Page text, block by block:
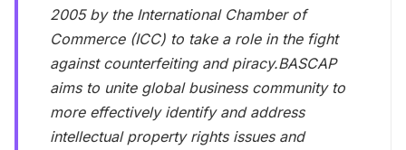
2005 by the International Chamber of
Commerce (ICC) to take a role in the fight
against counterfeiting and piracy.BASCAP
aims to unite global business community to
more effectively identify and address
intellectual property rights issues and